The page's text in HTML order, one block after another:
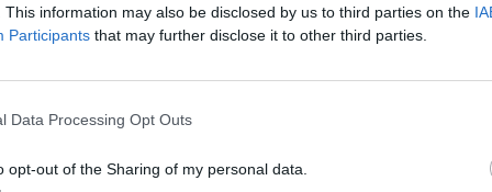
This information may also be disclosed by us to third parties on the
Participants that may further disclose it to other third parties.
Data Processing Opt Outs
opt-out of the Sharing of my personal data.
temat e para për të nisur një bisedë me një person
dhe Partizanit e luajtur në Tiranë ka qenë
një dokumentar që na kthen në Tiranën e vitit
që atëherë. Tifozët e Fejnordit e mbajnë mend
Ai u bëri përshtypje shumë njerëzve në